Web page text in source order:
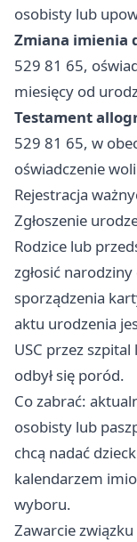
osobisty lub
Zmiana imienia
529 81 65,
miesięcy od
Testament
529 81 65, w
oświadczenie
Rejestracja
Zgłoszenie
Rodzice lub
zgłosić
sporządzenia
aktu urodzenia
USC przez
odbył się poród.
Co zabrać:
osobisty lub
chcą nadać
kalendarzem
wyboru.
Zawarcie